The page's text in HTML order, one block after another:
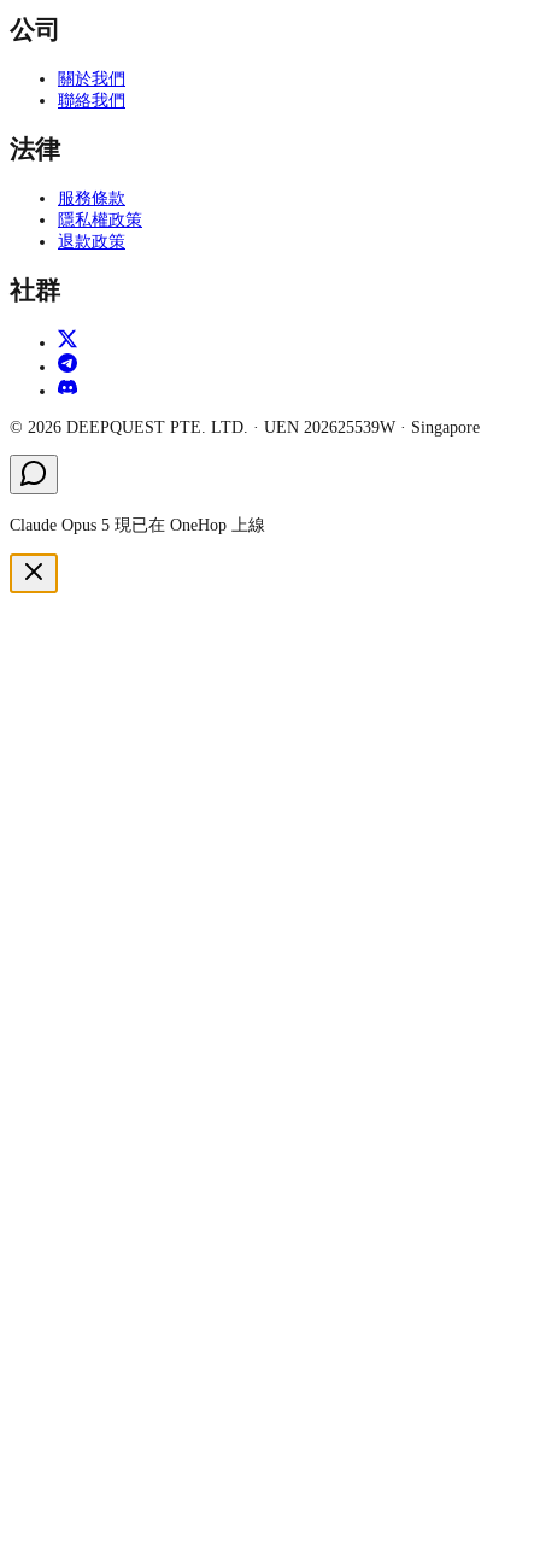
公司
關於我們
聯絡我們
法律
服務條款
隱私權政策
退款政策
社群
© 2026 DEEPQUEST PTE. LTD. · UEN 202625539W · Singapore
Claude Opus 5 現已在 OneHop 上線